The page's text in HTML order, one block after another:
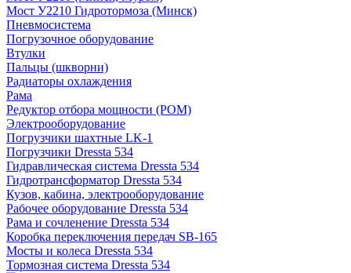
Мост У2210 Гидротормоза (Минск)
Пневмосистема
Погрузочное оборудование
Втулки
Пальцы (шкворни)
Радиаторы охлаждения
Рама
Редуктор отбора мощности (РОМ)
Электрооборудование
Погрузчики шахтные LK-1
Погрузчики Dressta 534
Гидравлическая система Dressta 534
Гидротрансформатор Dressta 534
Кузов, кабина, электрооборудование
Рабочее оборудование Dressta 534
Рама и сочленение Dressta 534
Коробка переключения передач SB-165
Мосты и колеса Dressta 534
Тормозная система Dressta 534